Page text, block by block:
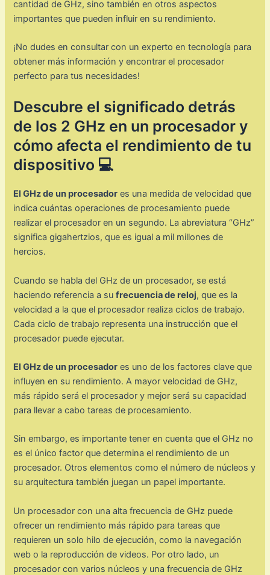
cantidad de GHz, sino también en otros aspectos
importantes que pueden influir en su rendimiento.
¡No dudes en consultar con un experto en tecnología para
obtener más información y encontrar el procesador
perfecto para tus necesidades!
Descubre el significado detrás
de los 2 GHz en un procesador y
cómo afecta el rendimiento de tu
dispositivo 💻
El GHz de un procesador es una medida de velocidad que
indica cuántas operaciones de procesamiento puede
realizar el procesador en un segundo. La abreviatura “GHz”
significa gigahertzios, que es igual a mil millones de
hercios.
Cuando se habla del GHz de un procesador, se está
haciendo referencia a sufrecuencia de reloj, que es la
velocidad a la que el procesador realiza ciclos de trabajo.
Cada ciclo de trabajo representa una instrucción que el
procesador puede ejecutar.
El GHz de un procesador es uno de los factores clave que
influyen en su rendimiento. A mayor velocidad de GHz,
más rápido será el procesador y mejor será su capacidad
para llevar a cabo tareas de procesamiento.
Sin embargo, es importante tener en cuenta que el GHz no
es el único factor que determina el rendimiento de un
procesador. Otros elementos como el número de núcleos y
su arquitectura también juegan un papel importante.
Un procesador con una alta frecuencia de GHz puede
ofrecer un rendimiento más rápido para tareas que
requieren un solo hilo de ejecución, como la navegación
web o la reproducción de videos. Por otro lado, un
procesador con varios núcleos y una frecuencia de GHz